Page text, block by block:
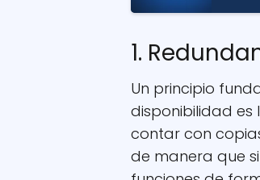
1.
Un principio
disponibilidad es
contar con
de manera que